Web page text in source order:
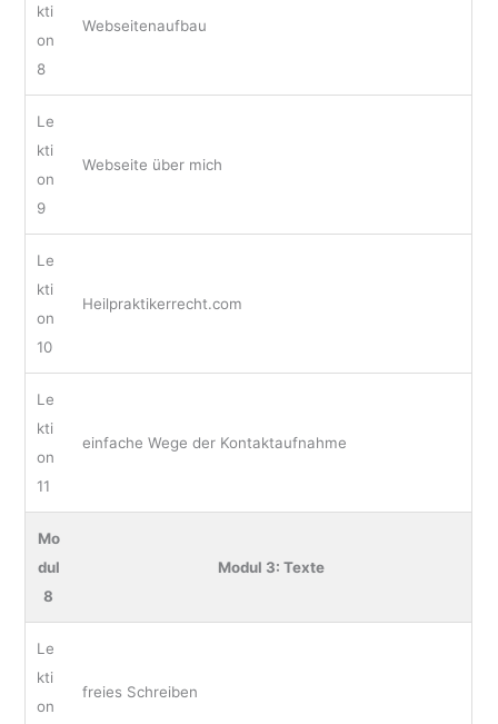
kti
on
8
Webseitenaufbau
Le
kti
on
9
Webseite über mich
Le
kti
on
10
Heilpraktikerrecht.com
Le
kti
on
11
einfache Wege der Kontaktaufnahme
Mo
dul
8
Modul 3: Texte
Le
kti
on
freies Schreiben